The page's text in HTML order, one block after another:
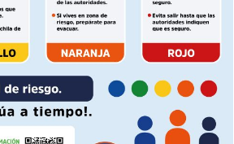
del Sitio
Propietaria / Financiación
pactada aún bajo la